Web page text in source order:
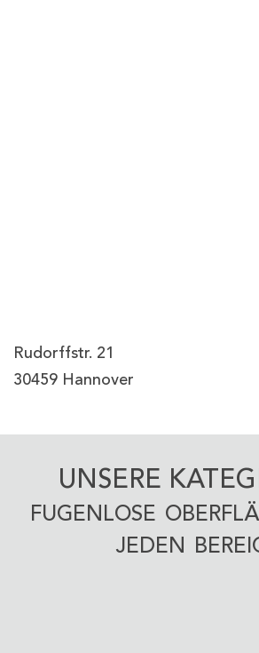
Rudorffstr. 21
30459 Hannover
UNSERE
FUGENLOSE
JEDEN